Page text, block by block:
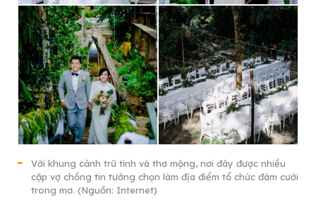
Với khung cảnh trữ tình và thơ mộng, nơi đây được nhiều
cặp vợ chồng tin tưởng chọn làm địa điểm tổ chức đám cưới
trong mơ. (Nguồn: Internet)